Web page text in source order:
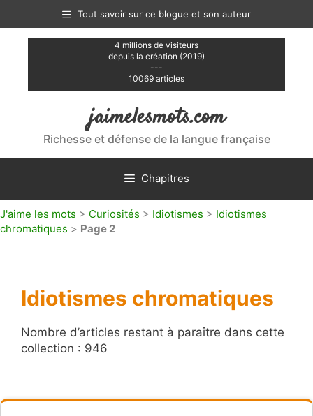
contenu
Tout savoir sur ce blogue et son auteur
4 millions de visiteurs
depuis la création (2019)
---
10069 articles
jaimelesmots.com
Richesse et défense de la langue française
Chapitres
J'aime les mots > Curiosités > Idiotismes > Idiotismes
chromatiques > Page 2
Idiotismes chromatiques
Nombre d’articles restant à paraître dans cette
collection : 946